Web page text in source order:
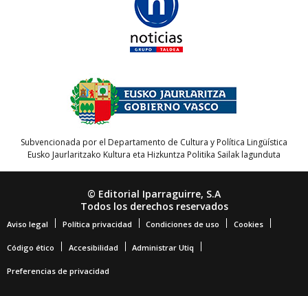
Subvencionada por el Departamento de Cultura y Política Lingüística
Eusko Jaurlaritzako Kultura eta Hizkuntza Politika Sailak lagunduta
© Editorial Iparraguirre, S.A
Todos los derechos reservados
Aviso legal Política privacidad Condiciones de uso Cookies
Código ético Accesibilidad Administrar Utiq
Preferencias de privacidad